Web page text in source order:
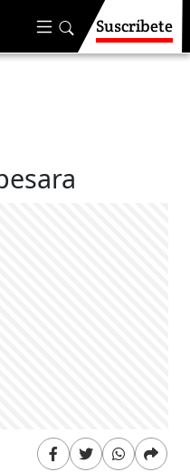
Suscríbete